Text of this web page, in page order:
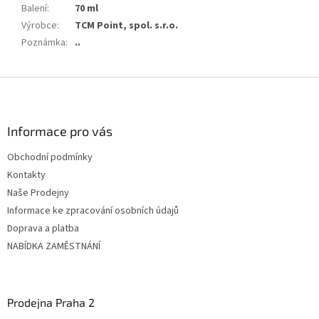
Balení:
70 ml
Výrobce:
TCM Point, spol. s.r.o.
Poznámka: ..
Informace pro vás
Obchodní podmínky
Kontakty
Naše Prodejny
Informace ke zpracování osobních údajů
Doprava a platba
NABÍDKA ZAMĚSTNÁNÍ
Prodejna Praha 2